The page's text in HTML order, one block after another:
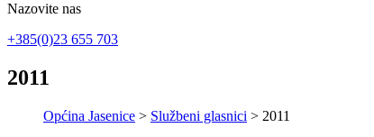
Nazovite nas
+385(0)23 655 703
2011
Općina Jasenice > Službeni glasnici > 2011